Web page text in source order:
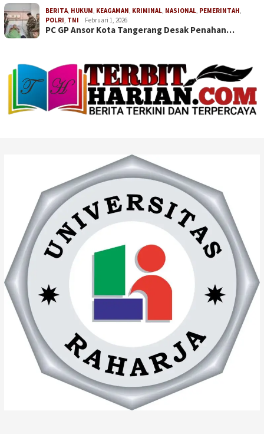
BERITA, HUKUM, KEAGAMAN, KRIMINAL, NASIONAL, PEMERINTAH,
POLRI, TNI Februari 1, 2026
PC GP Ansor Kota Tangerang Desak Penahan…